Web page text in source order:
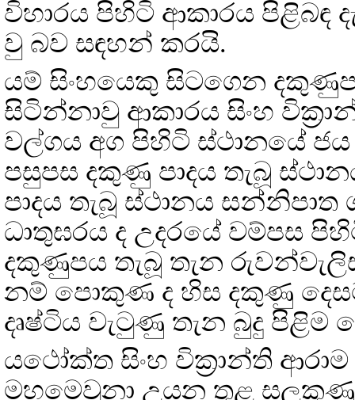
විහාරය පිහිටි ආකාරය පිළිබඳ
වු බව සඳහන් කරයි.
යම් සිංහයෙකු සිටගෙන
සිටින්නාවු ආකාරය සිංහ
වල්ගය අග පිහිටි ස්ථානයේ
පසුපස දකුණු පාදය තැබූ
පාදය තැබූ ස්ථානය සන්නිපාත
ධාතුඝරය ද උදරයේ වම්පස
දකුණුපය තැබූ තැන
නම් පොකුණ ද හිස දකුණු
දෘෂ්ටිය වැටුණු තැන බුදු පිළිම
යථෝක්ත සිංහ වික්‍රාන්ති
මහමෙවුනා උයන තුළ